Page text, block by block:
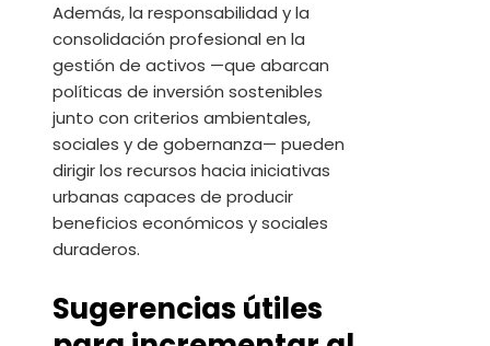
Además, la responsabilidad y la
consolidación profesional en la
gestión de activos —que abarcan
políticas de inversión sostenibles
junto con criterios ambientales,
sociales y de gobernanza— pueden
dirigir los recursos hacia iniciativas
urbanas capaces de producir
beneficios económicos y sociales
duraderos.
Sugerencias útiles